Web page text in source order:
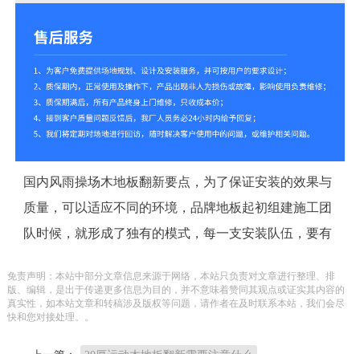
国内风雨操场木地板翻新要点，为了保证安装的效果与
质量，可以适应不同的环境，品牌地板起初组建施工团
队时候，就形成了独有的模式，每一支安装队伍，要有
要有2年以上的地板安装经验，否则就不可以进入团
队。
免责声明：本站中部分文章信息来源于网络，本站只负责对文章进行整理、排
版、编辑，是出于传递更多信息为目的，并不意味着赞同其观点或证实其内容的
真实性，如本站文章和转稿涉及版权等问题，请作者在及时联系本站，我们会尽
快和您对接处理。。